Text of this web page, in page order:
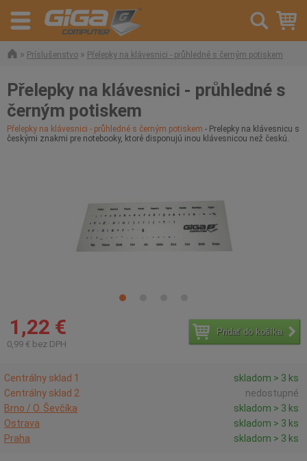
» Príslušenstvo » Přelepky na klávesnici - průhledné s černým potiskem
Přelepky na klávesnici - průhledné s
černým potiskem
Přelepky na klávesnici - průhledné s černým potiskem - Prelepky na klávesnicu s
českými znakmi pre notebooky, ktoré disponujú inou klávesnicou než českú.
1,22 €
0,99 € bez DPH
Pridať do košíka
Centrálny sklad 1
skladom > 3 ks
Centrálny sklad 2
nedostupné
Brno / O. Ševčíka
skladom > 3 ks
Ostrava
skladom > 3 ks
Praha
skladom > 3 ks